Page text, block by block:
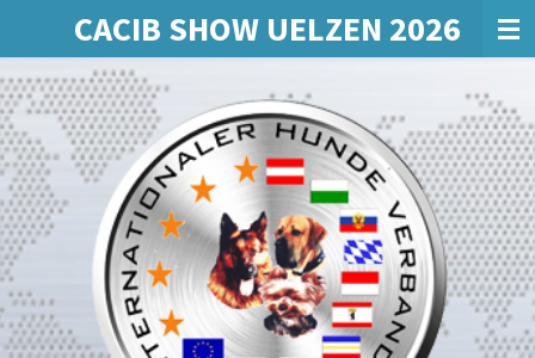
Hauptinhalt
springen
CACIB SHOW UELZEN 2026